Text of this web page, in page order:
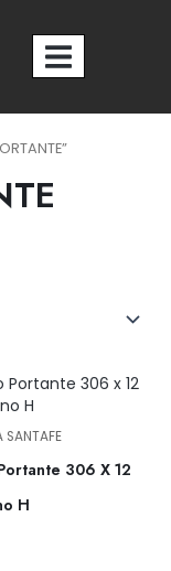
SANTAFE
306 X 12
H